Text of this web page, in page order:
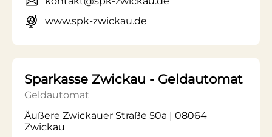
www.spk-zwickau.de
Sparkasse Zwickau - Geldautomat
Geldautomat
Äußere Zwickauer Straße 50a | 08064
Zwickau